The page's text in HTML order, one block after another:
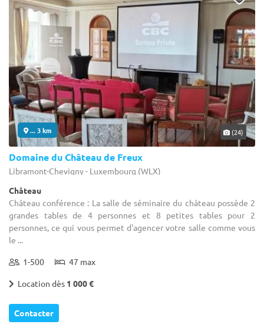
... 3 km (24)
Domaine du Château de Freux
Libramont-Chevigny - Luxembourg (WLX)
Château
Château conférence : La salle de séminaire du château possède 2
grandes tables de 4 personnes et 8 petites tables pour 2
personnes, ce qui vous permet d'agencer votre salle comme vous
le ...
1-500 47 max
Location dès 1 000 €
Contacter